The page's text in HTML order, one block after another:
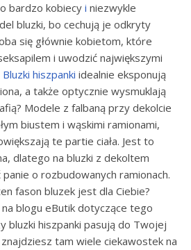
bardzo kobiecy i niezwykle
bluzki, bo cechują je odkryty
się głównie kobietom, które
i uwodzić największymi
Bluzki hiszpanki idealnie eksponują
a także optycznie wysmuklają
Modele z falbaną przy dekolcie
biustem i wąskimi ramionami,
te partie ciała. Jest to
dlatego na bluzki z dekoltem
o rozbudowanych ramionach.
fason bluzek jest dla Ciebie?
blogu eButik dotyczące tego
bluzki hiszpanki pasują do Twojej
tam wiele ciekawostek na